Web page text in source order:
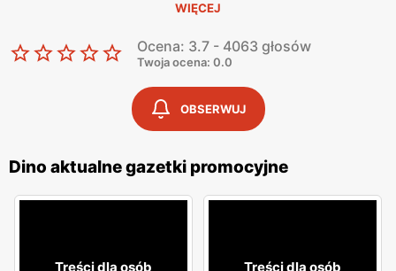
zajmująca powierzchnię 3,46 km², położona jest nad rzeką
Noteć w powiecie inowrocławskim województwa
kujawsko-pomorskiego i jest siedzibą gminy miejsko-
wiejskiej Pakość. W latach 1975-1998 administracyjnie
należała do województwa bydgoskiego.
W Dino Polska klienci mogą liczyć na wyjątkowe
nabiał, mięso i mrożonki - wszystkie nasze produkty
WIĘCEJ
Ocena: 3.7 - 4063 głosów
Twoja ocena: 0.0
OBSERWUJ
Dino aktualne gazetki promocyjne
Treści dla osób
Treści dla osób